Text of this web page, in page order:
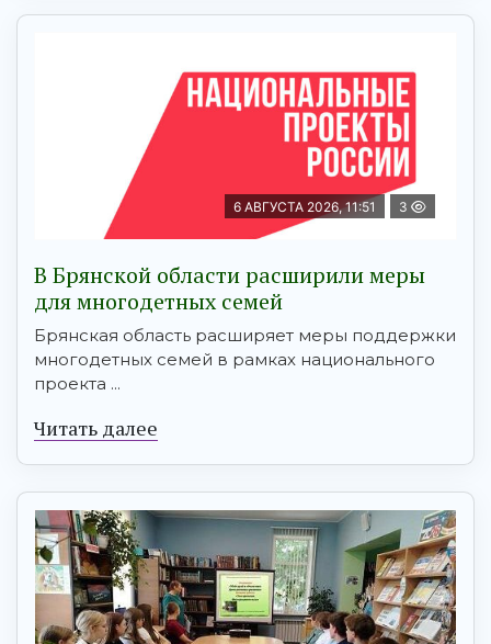
6 АВГУСТА 2026, 11:51 3
В Брянской области расширили меры
для многодетных семей
Брянская область расширяет меры поддержки
многодетных семей в рамках национального
проекта ...
Читать далее